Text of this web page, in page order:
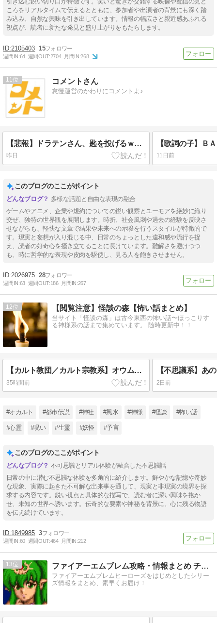
ころをリアルタイムで伝えるとともに、参加者や出演者の背景にも深く踏
み込み、自然な興味を引き出しています。情報の幅広さと親近感あふれる
視点が、読者に新たな発見と盛り上がりをもたらします。
2105403 15
週間IN:64 週間OUT:2704 月間IN:268
11 コメントさん
怠慢運営のかわりにコメントよ♪
【悲報】ドラテンさん、匙を投げるｗｗｗ 『ドラゴンクエストX オンライン』中～長期展望 （2026/8/5）に寄せて
昨日
【歌詞の子】Ｂ
11日前
このブログのここがポイント
多様な話題と自由な表現の融合
ゲームやアニメ、企業や規約についての鋭い観察とユーモアを絶妙に織り
交ぜ、独特の世界観を展開します。時折、社会風刺や過去の経験を反映さ
せながらも、軽快な文章で結果や未来への示唆を行うスタイルが特徴的で
す。現実と妄想が入り混じる中、日常のちょっとした違和感や流行を捉
え、読者の好奇心を掻き立てることに長けています。難解さを避けつつ
も、時に哲学的な表現や皮肉を駆使し、見る人を飽きさせません。
2026975 28
週間IN:63 週間OUT:186 月間IN:267
12 【閲覧注意】怪談の森【怖い話まとめ】
当サイト「怪談の森」は古今東西の怖い話〜ほっこりす
る神様系の話まで集めています。 随時更新中！！
【カルト教団／カルト宗教系】オウム真理教デジタルアーカイブ
35時間前 2日前
#オカルト #都市伝説 #神社 #風水 #神様 #怪談 #怖い話
#心霊 #呪い #生霊 #妖怪 #予言
このブログのここがポイント
不可思議とリアル体験が融合した不思議話
日常の中に潜む不思議な体験を多角的に紹介します。鮮やかな記憶や奇妙
な現象、実際に起きた不可解な出来事を通して、現実と非現実の境界を探
求する内容です。鋭い視点と具体的な描写で、読む者に深い興味を抱か
せ、未知の世界へ誘います。伝奇的な要素や神秘を背景に、心に残る物語
を伝え続けています。
1849985 3
週間IN:60 週間OUT:464 月間IN:212
13 ファイアーエムブレム攻略・情報まとめ チキ速
ファイアーエムブレムヒーローズをはじめとしたシリー
ズ情報をまとめ、素早くお届け！